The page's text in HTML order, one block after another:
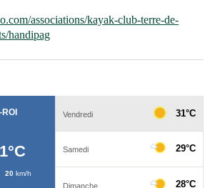
associations/kayak-club-terre-de-
handipag